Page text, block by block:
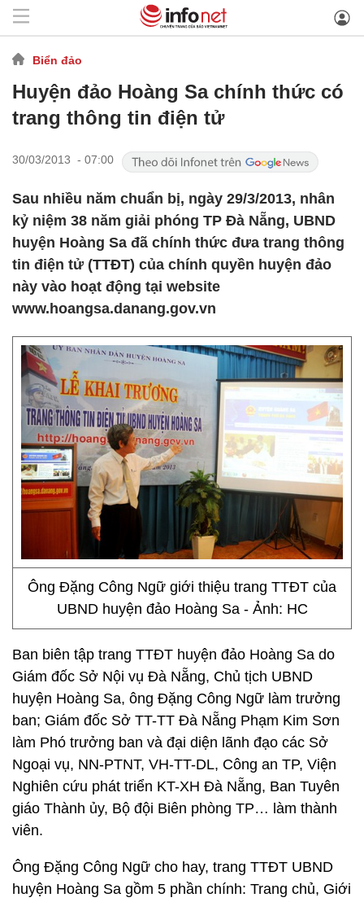
Biển đảo
Huyện đảo Hoàng Sa chính thức có
trang thông tin điện tử
30/03/2013 - 07:00
Sau nhiều năm chuẩn bị, ngày 29/3/2013, nhân
kỷ niệm 38 năm giải phóng TP Đà Nẵng, UBND
huyện Hoàng Sa đã chính thức đưa trang thông
tin điện tử (TTĐT) của chính quyền huyện đảo
này vào hoạt động tại website
www.hoangsa.danang.gov.vn
Ông Đặng Công Ngữ giới thiệu trang TTĐT của
UBND huyện đảo Hoàng Sa - Ảnh: HC
Ban biên tập trang TTĐT huyện đảo Hoàng Sa do
Giám đốc Sở Nội vụ Đà Nẵng, Chủ tịch UBND
huyện Hoàng Sa, ông Đặng Công Ngữ làm trưởng
ban; Giám đốc Sở TT-TT Đà Nẵng Phạm Kim Sơn
làm Phó trưởng ban và đại diện lãnh đạo các Sở
Ngoại vụ, NN-PTNT, VH-TT-DL, Công an TP, Viện
Nghiên cứu phát triển KT-XH Đà Nẵng, Ban Tuyên
giáo Thành ủy, Bộ đội Biên phòng TP… làm thành
viên.
Ông Đặng Công Ngữ cho hay, trang TTĐT UBND
huyện Hoàng Sa gồm 5 phần chính: Trang chủ, Giới